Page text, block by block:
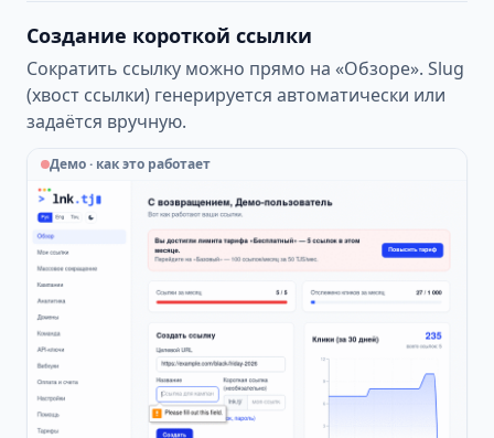
Создание короткой ссылки
Сократить ссылку можно прямо на «Обзоре». Slug
(хвост ссылки) генерируется автоматически или
задаётся вручную.
Демо · как это работает